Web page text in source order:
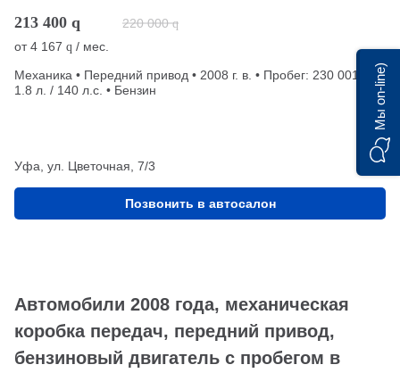
213 400 q 220 000 q
от4 167 q / мес.
Механика • Передний привод • 2008 г. в. • Пробег: 230 001 км •
1.8 л. / 140 л.с. • Бензин
Уфа, ул. Цветочная, 7/3
Позвонить в автосалон
Автомобили 2008 года, механическая
коробка передач, передний привод,
бензиновый двигатель с пробегом в
Мы on-line)